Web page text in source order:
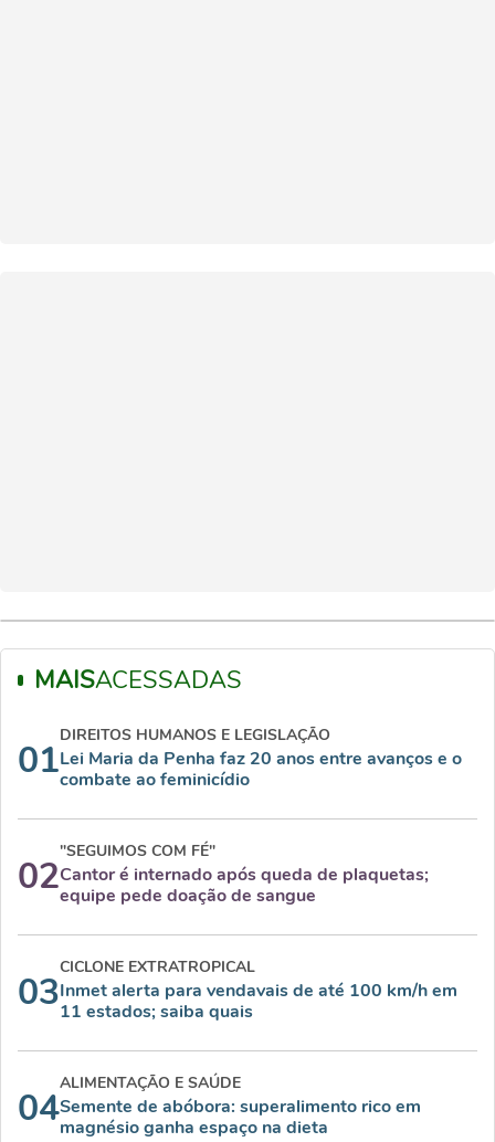
MAISACESSADAS
01
DIREITOS HUMANOS E LEGISLAÇÃO
Lei Maria da Penha faz 20 anos entre avanços e o
combate ao feminicídio
02
"SEGUIMOS COM FÉ"
Cantor é internado após queda de plaquetas;
equipe pede doação de sangue
03
CICLONE EXTRATROPICAL
Inmet alerta para vendavais de até 100 km/h em
11 estados; saiba quais
04
ALIMENTAÇÃO E SAÚDE
Semente de abóbora: superalimento rico em
magnésio ganha espaço na dieta